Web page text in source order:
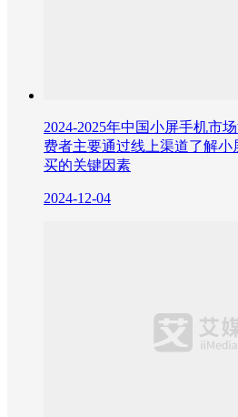
2024-2025年中国小屏手机市
费者主要通过线上渠道了解
买的关键因素
2024-12-04